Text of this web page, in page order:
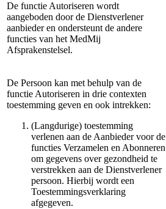
De functie Autoriseren wordt
aangeboden door de Dienstverlener
aanbieder en ondersteunt de andere
functies van het MedMij
Afsprakenstelsel.
De Persoon kan met behulp van de
functie Autoriseren in drie contexten
toestemming geven en ook intrekken:
(Langdurige) toestemming
verlenen aan de Aanbieder voor de
functies Verzamelen en Abonneren
om gegevens over gezondheid te
verstrekken aan de Dienstverlener
persoon. Hierbij wordt een
Toestemmingsverklaring
afgegeven.